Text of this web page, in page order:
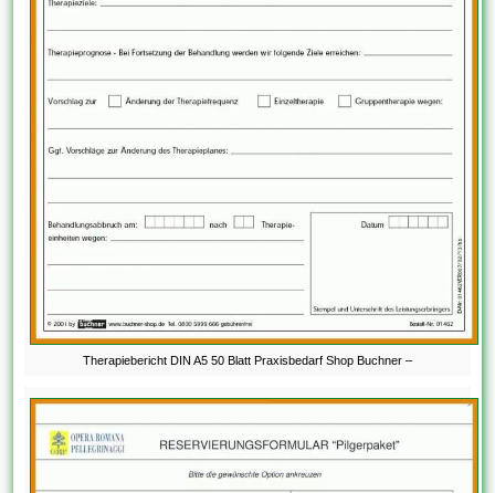
Therapiebericht DIN A5 50 Blatt Praxisbedarf Shop Buchner –